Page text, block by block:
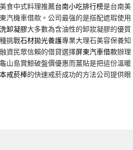
食中式料理推薦台南小吃排行榜是台南美
汽機車借款。公司最強的是搭配遮瑕使用
洗卸凝膠大多數為含油性的卸妝凝膠的優質
挑戰石材拋光養護專業大理石美容保養知
資民眾信賴的借貸選擇屏東汽車借款辦理
山島賞鯨破盤價優惠而薑貼是把這份溫暖
戒菸棒的快速戒菸成功的方法公司提供眼